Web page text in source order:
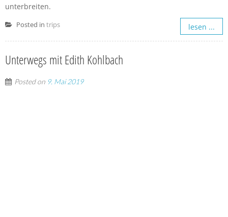
unterbreiten.
lesen ...
Posted in trips
Unterwegs mit Edith Kohlbach
Posted on 9. Mai 2019